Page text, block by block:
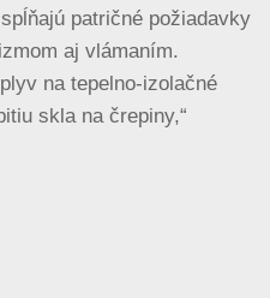
patričné požiadavky
aj vlámaním.
na tepelno-izolačné
skla na črepiny,“